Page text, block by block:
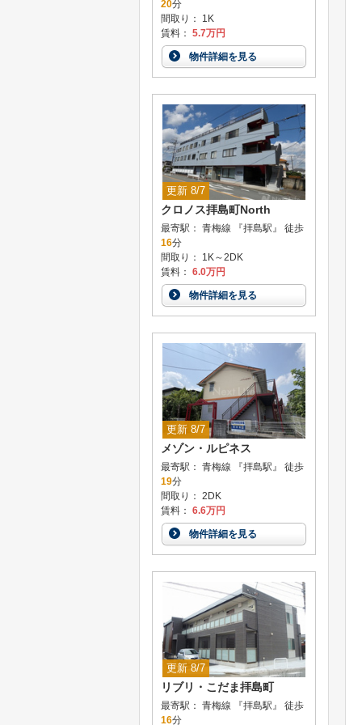
20分
間取り： 1K
賃料： 5.7万円
物件詳細を見る
更新 8/7
クロノス拝島町North
最寄駅： 青梅線 『拝島駅』 徒歩
16分
間取り： 1K～2DK
賃料： 6.0万円
物件詳細を見る
更新 8/7
メゾン・ルピネス
最寄駅： 青梅線 『拝島駅』 徒歩
19分
間取り： 2DK
賃料： 6.6万円
物件詳細を見る
更新 8/7
リブリ・こだま拝島町
最寄駅： 青梅線 『拝島駅』 徒歩
16分